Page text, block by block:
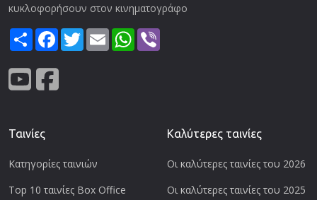
κυκλοφορήσουν στον κινηματογράφο
ShareFacebook
TwitterEmail WhatsApp
Ταινίες
Κατηγορίες ταινιών
Top 10 ταινίες Box Office
Καλύτερες ταινίες
Οι καλύτερες ταινίες του 2026
Οι καλύτερες ταινίες του 2025